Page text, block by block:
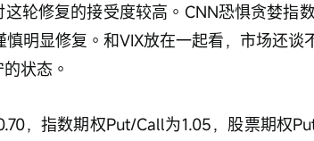
轮修复的接受度较高。CNN恐惧贪婪指
明显修复。和VIX放在一起看，市场还谈
状态。
，指数期权Put/Call为1.05，股票期权